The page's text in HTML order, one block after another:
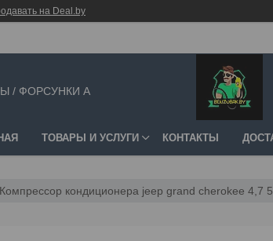
на Deal.by
/ ФОРСУНКИ А
ТОВАРЫ И УСЛУГИ КОНТАКТЫ
Компрессор кондиционера jeep grand cherokee 4,7